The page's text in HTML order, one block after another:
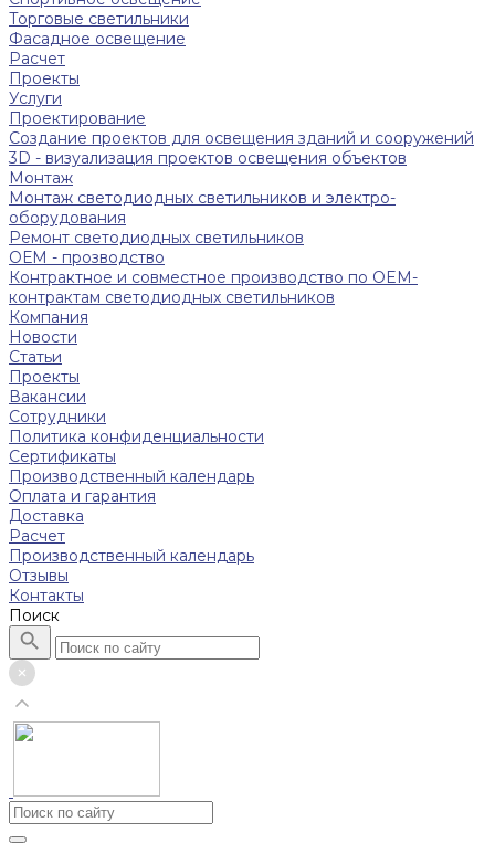
Торговые светильники
Фасадное освещение
Расчет
Проекты
Услуги
Проектирование
Создание проектов для освещения зданий и сооружений
3D - визуализация проектов освещения объектов
Монтаж
Монтаж светодиодных светильников и электро-
оборудования
Ремонт светодиодных светильников
ОЕМ - прозводство
Контрактное и совместное производство по OEM-
контрактам светодиодных светильников
Компания
Новости
Статьи
Проекты
Вакансии
Сотрудники
Политика конфиденциальности
Сертификаты
Производственный календарь
Оплата и гарантия
Доставка
Расчет
Производственный календарь
Отзывы
Контакты
Поиск